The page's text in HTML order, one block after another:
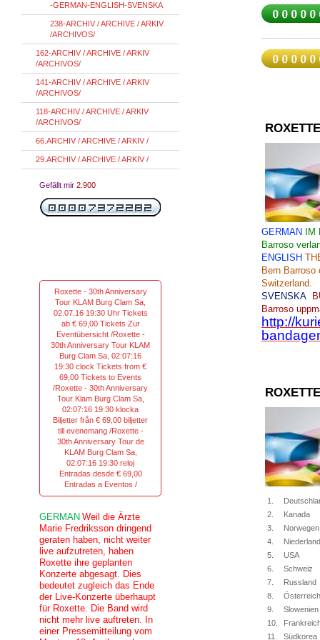
GERMAN
Barroso
ENGLISH
Bern Barroso
Switzerland.
SVENSKA
Barroso
http://
1.
2.
Kanada
3.
Norwegen
4.
5.
USA
6.
Schweiz
7.
Russland
8.
Österreich
9.
Slowenien
10.
11.
Südkorea
-GERMAN-ENGLISH-SVENSKA
238-ARCHIV / ARCHIVE / ARKIV
/ARCHIVOS/
162-ARCHIV / ARCHIVE / ARKIV
/ARCHIVOS/
141-ARCHIV / ARCHIVE / ARKIV
/ARCHIVOS/
118-ARCHIV / ARCHIVE / ARKIV
/ARCHIVOS/
66.ARCHIV / ARCHIVE / ARKIV /
29.ARCHIV / ARCHIVE / ARKIV /
Gefällt mir 2.900
Roxette - 30th Anniversary
Tour KLAM Burg Clam Sa,
02.07.16 19:30 Uhr Tickets
ab € 69,00 Tickets Zur
Eventübersicht /Roxette -
30th Anniversary Tour KLAM
Burg Clam Sa, 02:07:16
19:30 clock Tickets from €
69,00 Tickets to Events
/Roxette - 30th Anniversary
Tour Klam Burg Clam Sa,
02:07:16 19:30 klocka
Biljetter från € 69,00 biljetter
till evenemang /Roxette -
30th Anniversary Tour de
KLAM Burg Clam Sa,
02:07:16 19:30 reloj
Entradas desde € 69,00
Entradas a Eventos /
GERMAN Weil die Ärzte
Marie Fredriksson dringend
geraten haben, nicht weiter
live aufzutreten, haben
Roxette ihre geplanten
Konzerte abgesagt. Dies
bedeutet zugleich das Ende
der Live-Konzerte überhaupt
für Roxette. Die Band wird
nicht mehr live auftreten. In
einer Pressemitteilung vom